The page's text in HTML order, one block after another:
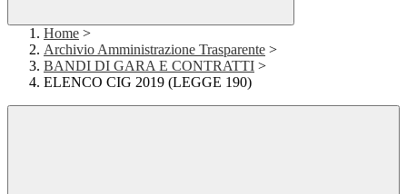
Home >
Archivio Amministrazione Trasparente >
BANDI DI GARA E CONTRATTI >
ELENCO CIG 2019 (LEGGE 190)